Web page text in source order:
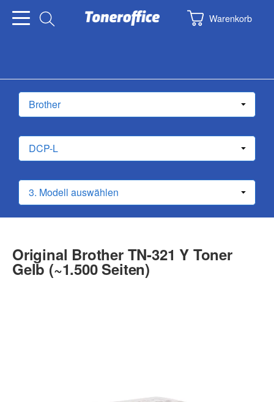
Warenkorb
Original Brother TN-321 Y Toner
Gelb (~1.500 Seiten)